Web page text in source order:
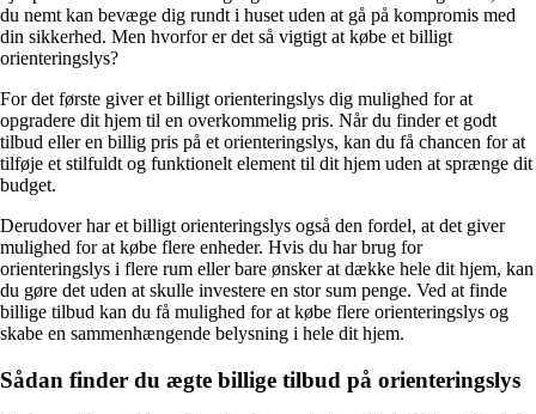
du nemt kan bevæge dig rundt i huset uden at gå på kompromis med
din sikkerhed. Men hvorfor er det så vigtigt at købe et billigt
orienteringslys?
For det første giver et billigt orienteringslys dig mulighed for at
opgradere dit hjem til en overkommelig pris. Når du finder et godt
tilbud eller en billig pris på et orienteringslys, kan du få chancen for at
tilføje et stilfuldt og funktionelt element til dit hjem uden at sprænge dit
budget.
Derudover har et billigt orienteringslys også den fordel, at det giver
mulighed for at købe flere enheder. Hvis du har brug for
orienteringslys i flere rum eller bare ønsker at dække hele dit hjem, kan
du gøre det uden at skulle investere en stor sum penge. Ved at finde
billige tilbud kan du få mulighed for at købe flere orienteringslys og
skabe en sammenhængende belysning i hele dit hjem.
Sådan finder du ægte billige tilbud på orienteringslys